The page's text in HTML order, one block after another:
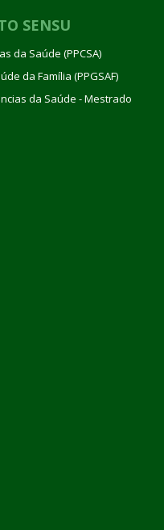
SENSU
da Saúde (PPCSA)
da Família (PPGSAF)
da Saúde - Mestrado